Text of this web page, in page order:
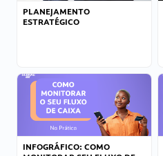
PLANEJAMENTO
ESTRATÉGICO
INFOGRÁFICO: COMO